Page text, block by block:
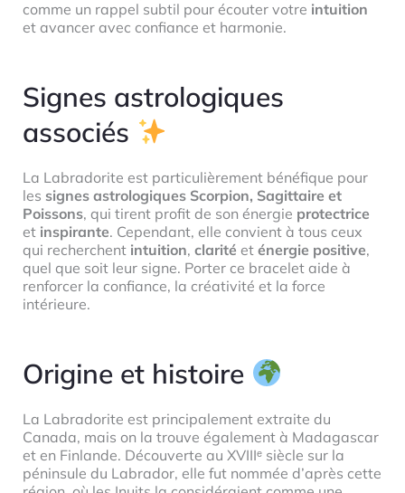
comme un rappel subtil pour écouter votre intuition
et avancer avec confiance et harmonie.
Signes astrologiques
associés
La Labradorite est particulièrement bénéfique pour
les signes astrologiques Scorpion, Sagittaire et
Poissons, qui tirent profit de son énergie protectrice
et inspirante. Cependant, elle convient à tous ceux
qui recherchent intuition, clarité et énergie positive,
quel que soit leur signe. Porter ce bracelet aide à
renforcer la confiance, la créativité et la force
intérieure.
Origine et histoire
La Labradorite est principalement extraite du
Canada, mais on la trouve également à Madagascar
et en Finlande. Découverte au XVIIIᵉ siècle sur la
péninsule du Labrador, elle fut nommée d’après cette